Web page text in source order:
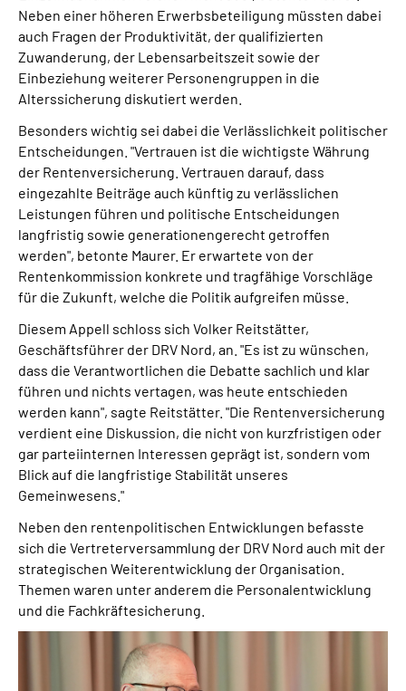
Neben einer höheren Erwerbsbeteiligung müssten dabei
auch Fragen der Produktivität, der qualifizierten
Zuwanderung, der Lebensarbeitszeit sowie der
Einbeziehung weiterer Personengruppen in die
Alterssicherung diskutiert werden.
Besonders wichtig sei dabei die Verlässlichkeit politischer
Entscheidungen. "Vertrauen ist die wichtigste Währung
der Rentenversicherung. Vertrauen darauf, dass
eingezahlte Beiträge auch künftig zu verlässlichen
Leistungen führen und politische Entscheidungen
langfristig sowie generationengerecht getroffen
werden", betonte Maurer. Er erwartete von der
Rentenkommission konkrete und tragfähige Vorschläge
für die Zukunft, welche die Politik aufgreifen müsse.
Diesem Appell schloss sich Volker Reitstätter,
Geschäftsführer der DRV Nord, an. "Es ist zu wünschen,
dass die Verantwortlichen die Debatte sachlich und klar
führen und nichts vertagen, was heute entschieden
werden kann", sagte Reitstätter. "Die Rentenversicherung
verdient eine Diskussion, die nicht von kurzfristigen oder
gar parteiinternen Interessen geprägt ist, sondern vom
Blick auf die langfristige Stabilität unseres
Gemeinwesens."
Neben den rentenpolitischen Entwicklungen befasste
sich die Vertreterversammlung der DRV Nord auch mit der
strategischen Weiterentwicklung der Organisation.
Themen waren unter anderem die Personalentwicklung
und die Fachkräftesicherung.